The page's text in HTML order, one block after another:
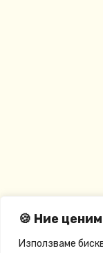
🍪 Ние
Използваме